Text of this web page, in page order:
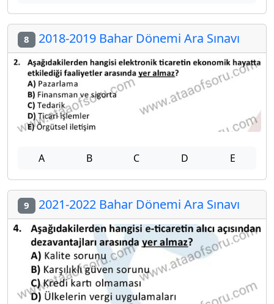
8 2018-2019 Bahar Dönemi Ara Sınavı
A B C D E
9 2021-2022 Bahar Dönemi Ara Sınavı